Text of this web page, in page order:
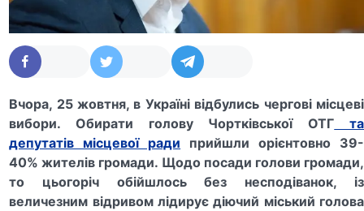
Вчора, 25 жовтня, в Україні відбулись чергові місцеві
вибори. Обирати голову Чортківської ОТГ та
депутатів місцевої ради прийшли орієнтовно 39-
40% жителів громади. Щодо посади голови громади,
то цьогоріч обійшлось без несподіванок, із
величезним відривом лідирує діючий міський голова